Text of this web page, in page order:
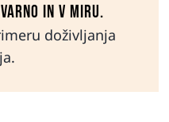
in v miru.
doživljanja